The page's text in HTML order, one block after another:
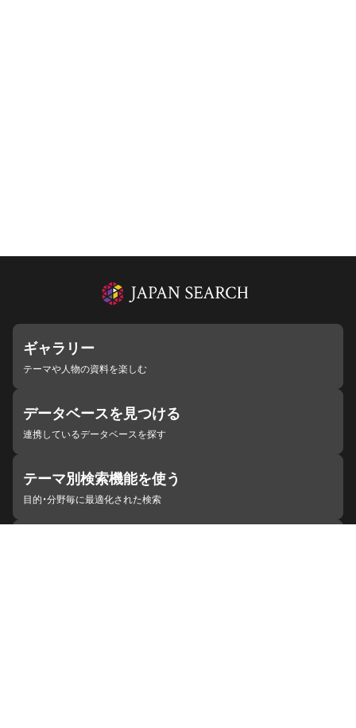
ギャラリー
テーマや人物の資料を楽しむ
データベースを見つける
連携しているデータベースを探す
テーマ別検索機能を使う
目的・分野毎に最適化された検索